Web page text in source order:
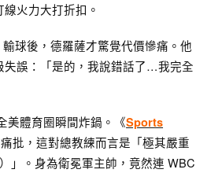
火力大打折扣。
球後，德羅薩才驚覺代價慘痛。他
失誤：「是的，我說錯話了…我完全
美體育圈瞬間炸鍋。《Sports
批，這對總教練而言是「極其嚴重
」。身為衛冕軍主帥，竟然連 WBC